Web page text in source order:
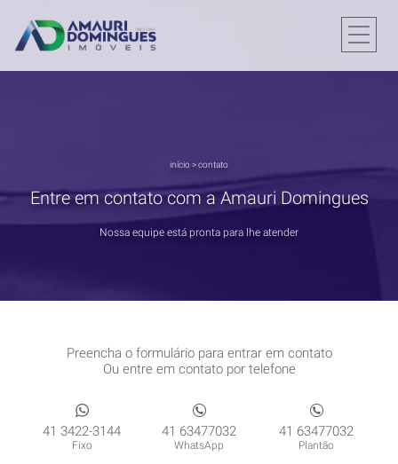
início>contato
Entre em contato com a Amauri Domingues
Nossa equipe está pronta para lhe atender
Preencha o formulário para entrar em contato
Ou entre em contato por telefone
41 3422-3144
Fixo
41 63477032
WhatsApp
41 63477032
Plantão